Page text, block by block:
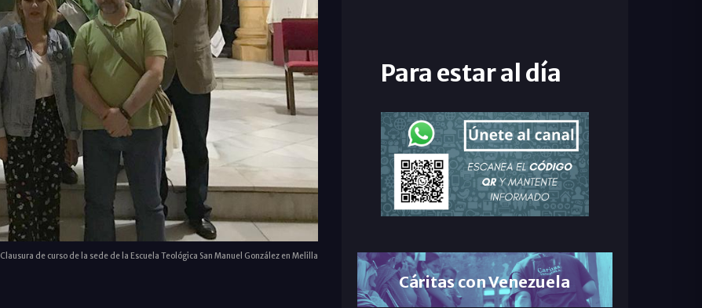
Clausura de curso de la sede de la Escuela Teológica San Manuel González en Melilla
Para estar al día
Cáritas con Venezuela